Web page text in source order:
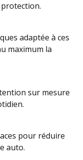
adaptée à ces
maximum la
sur mesure
pour réduire
auto.